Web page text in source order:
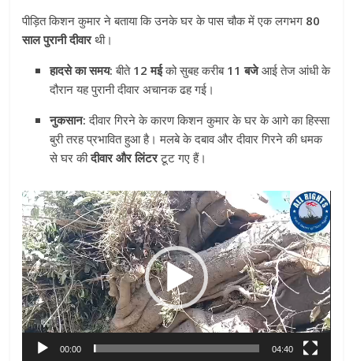
पीड़ित किशन कुमार ने बताया कि उनके घर के पास चौक में एक लगभग 80
साल पुरानी दीवारथी।
हादसे का समय: बीते 12 मईको सुबह करीब 11 बजेआई तेज आंधी के
दौरान यह पुरानी दीवार अचानक ढह गई।
नुकसान: दीवार गिरने के कारण किशन कुमार के घर के आगे का हिस्सा
बुरी तरह प्रभावित हुआ है। मलबे के दबाव और दीवार गिरने की धमक
से घर कीदीवार और लिंटरटूट गए हैं।
Video
Player
00:00 04:40